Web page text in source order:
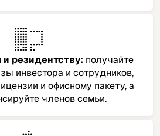
резидентству: получайте
инвестора и сотрудников,
и офисному пакету, а
членов семьи.